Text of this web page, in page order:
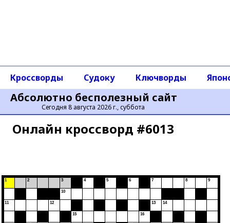
Абсолютно бесполезный сайт
Сегодня 8 августа 2026 г., суббота
Кроссворды Судоку Ключворды
Онлайн кроссворд #6013
1
11
2
12
3
10
15
4 5 6
16
7
13 14
8 9